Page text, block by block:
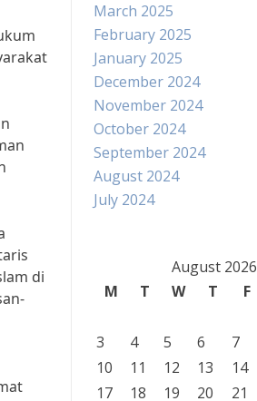
di
March 2025
February 2025
January 2025
December 2024
November 2024
October 2024
September 2024
August 2024
July 2024
August 2026
M
T W T F
3
4 5 6 7
10
11 12 13 14
17
18 19 20 21